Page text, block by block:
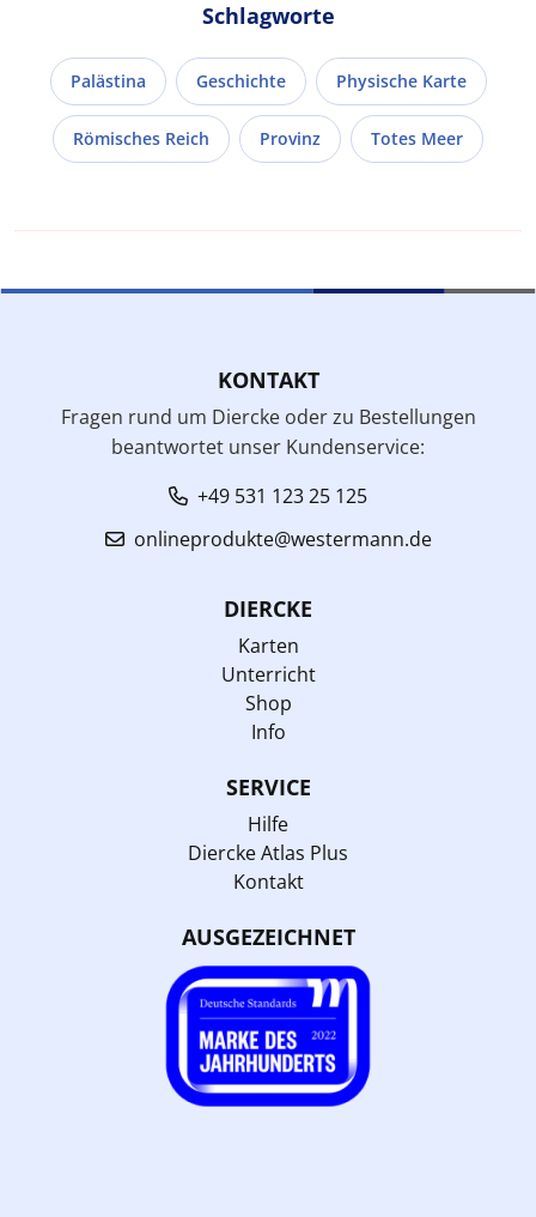
Schlagworte
Palästina Geschichte Physische Karte
Römisches Reich Provinz Totes Meer
KONTAKT
Fragen rund um Diercke oder zu Bestellungen
beantwortet unser Kundenservice:
+49 531 123 25 125
onlineprodukte@westermann.de
DIERCKE
Karten
Unterricht
Shop
Info
SERVICE
Hilfe
Diercke Atlas Plus
Kontakt
AUSGEZEICHNET